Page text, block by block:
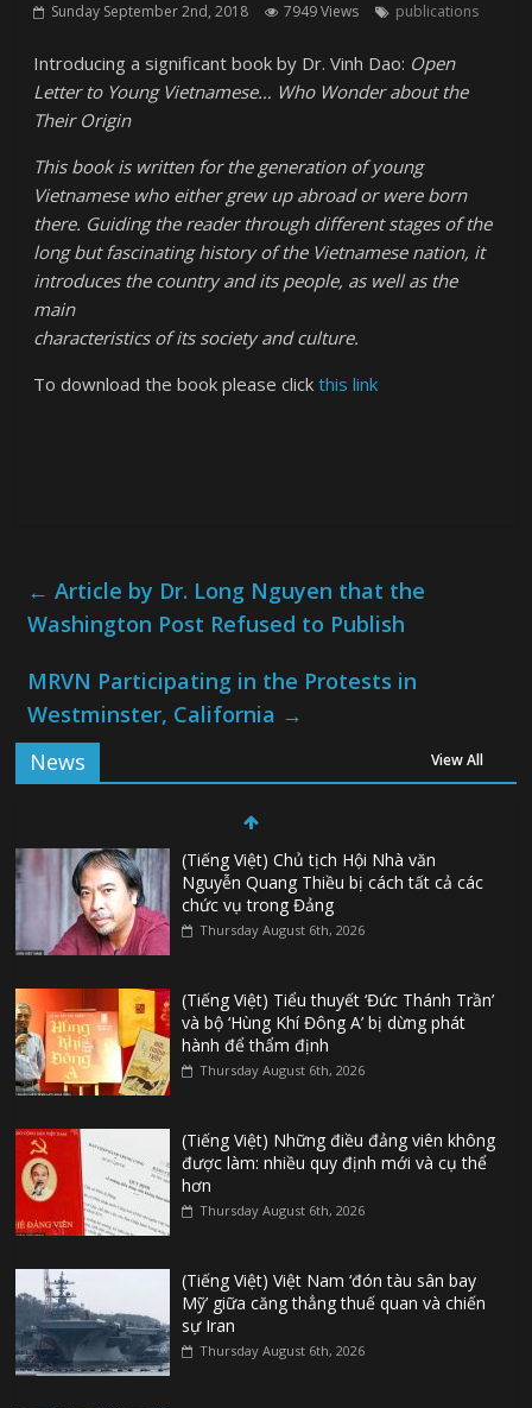
Sunday September 2nd, 2018 7949 Views publications
Introducing a significant book by Dr. Vinh Dao: Open
Letter to Young Vietnamese… Who Wonder about the
Their Origin
This book is written for the generation of young
Vietnamese who either grew up abroad or were born
there. Guiding the reader through different stages of the
long but fascinating history of the Vietnamese nation, it
introduces the country and its people, as well as the
main
characteristics of its society and culture.
To download the book please clickthis link
← Article by Dr. Long Nguyen that the
Washington Post Refused to Publish
MRVN Participating in the Protests in
Westminster, California →
News
View All
(Tiếng Việt) Chủ tịch Hội Nhà văn
Nguyễn Quang Thiều bị cách tất cả các
chức vụ trong Đảng
Thursday August 6th, 2026
(Tiếng Việt) Tiểu thuyết ‘Đức Thánh Trần’
và bộ ‘Hùng Khí Đông A’ bị dừng phát
hành để thẩm định
Thursday August 6th, 2026
(Tiếng Việt) Những điều đảng viên không
được làm: nhiều quy định mới và cụ thể
hơn
Thursday August 6th, 2026
(Tiếng Việt) Việt Nam ‘đón tàu sân bay
Mỹ’ giữa căng thẳng thuế quan và chiến
sự Iran
Thursday August 6th, 2026